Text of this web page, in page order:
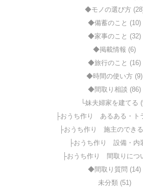
◆モノの選び方
◆備蓄のこと (10)
◆家事のこと (32)
◆掲載情報 (6)
◆旅行のこと (16)
◆時間の使い方 (9)
◆間取り相談 (86)
└妹夫婦家を建てる
├おうち作り あるある・ト
├おうち作り 施主のでき
├おうち作り 設備・内
├おうち作り 間取りにつ
◆間取り質問 (14)
未分類 (51)